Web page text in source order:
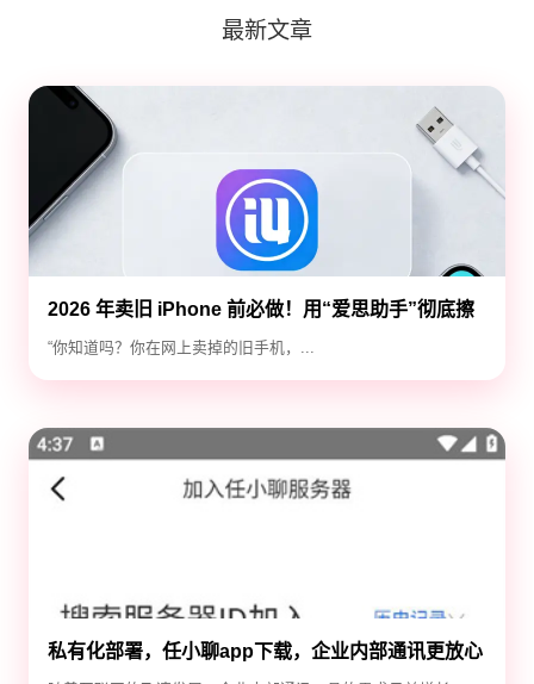
最新文章
2026 年卖旧 iPhone 前必做！用“爱思助手”彻底擦
除隐私，防止数据泄露
“你知道吗？你在网上卖掉的旧手机，...
私有化部署，任小聊app下载，企业内部通讯更放心